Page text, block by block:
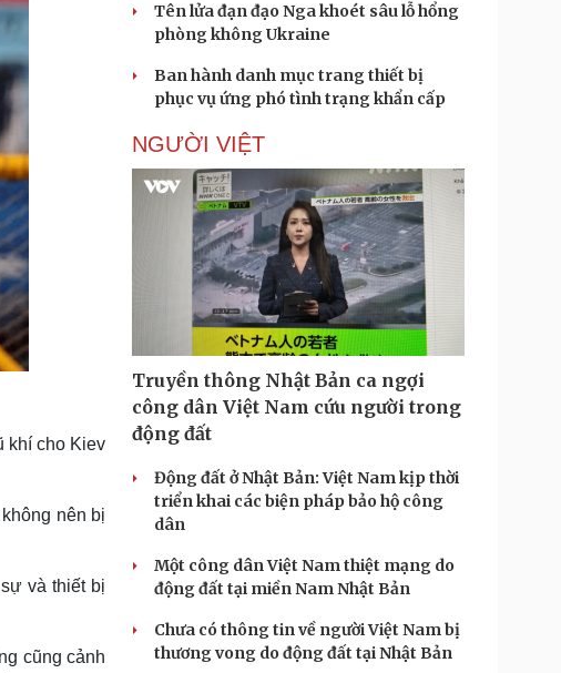
khí cho Kiev
nên bị
và thiết bị
cũng cảnh
Tên lửa đạn đạo Nga khoét sâu lỗ hổng
phòng không Ukraine
Ban hành danh mục trang thiết bị
phục vụ ứng phó tình trạng khẩn cấp
NGƯỜI VIỆT
Truyền thông Nhật Bản ca ngợi
công dân Việt Nam cứu người trong
động đất
Động đất ở Nhật Bản: Việt Nam kịp thời
triển khai các biện pháp bảo hộ công
dân
Một công dân Việt Nam thiệt mạng do
động đất tại miền Nam Nhật Bản
Chưa có thông tin về người Việt Nam bị
thương vong do động đất tại Nhật Bản